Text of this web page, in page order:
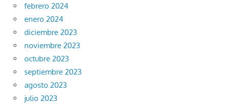
febrero 2024
enero 2024
diciembre 2023
noviembre 2023
octubre 2023
septiembre 2023
agosto 2023
julio 2023